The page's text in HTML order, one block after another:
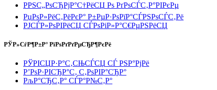
РРЅС„РѕСЂРјР°С†РёСЏ Рѕ РґРѕСЃС‚Р°РІРєРµ
РџРѕР»РёС‚РёРєР° Р±РµР·РѕРїР°СЃРЅРѕСЃС‚Рё
РЈСЃР»РѕРІРёСЏ СЃРѕРіР»Р°С€РµРЅРёСЏ
РЎР»СѓР¶Р±Р° РїРѕРґРґРµСЂР¶РєРё
РЎРІСЏР·Р°С‚СЊСЃСЏ СЃ РЅР°РјРё
Р’РѕР·РІСЂР°С‚ С‚РѕРІР°СЂР°
РљР°СЂС‚Р° СЃР°Р№С‚Р°